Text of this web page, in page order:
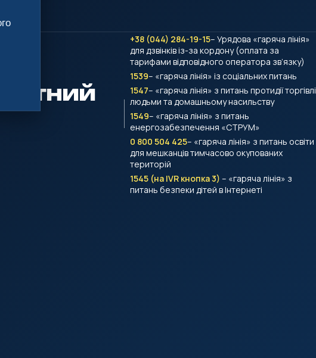
+38 (044) 284-19-15– Урядова «гаряча лінія»
для дзвінків із-за кордону (оплата за
тарифами відповідного оператора зв’язку)
1539– «гаряча лінія» із соціальних питань
1547– «гаряча лінія» з питань протидії торгівлі
людьми та домашньому насильству
1549– «гаряча лінія» з питань
енергозабезпечення «СТРУМ»
0 800 504 425– «гаряча лінія» з питань освіти
для мешканців тимчасово окупованих
територій
1545 (на IVR кнопка 3)– «гаряча лінія» з
питань безпеки дітей в Інтернеті